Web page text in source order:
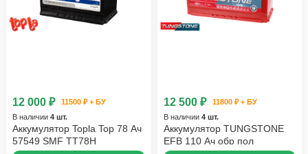
12 000 ₽
11500 ₽ + БУ
В наличии 4 шт.
Аккумулятор Topla Top 78 Ач
57549 SMF TT78H
12 500 ₽
11800 ₽ + БУ
В наличии 4 шт.
Аккумулятор TUNGSTONE
EFB 110 Ач обр пол